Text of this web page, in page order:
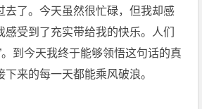
去了。今天虽然很忙碌，但我却感
感受到了充实带给我的快乐。人们
。到今天我终于能够领悟这句话的真
来的每一天都能乘风破浪。